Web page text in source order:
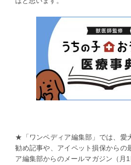
★「ワンペディア編集部」では、愛
勧め記事や、アイペット損保からの
ア編集部からのメールマガジン（月